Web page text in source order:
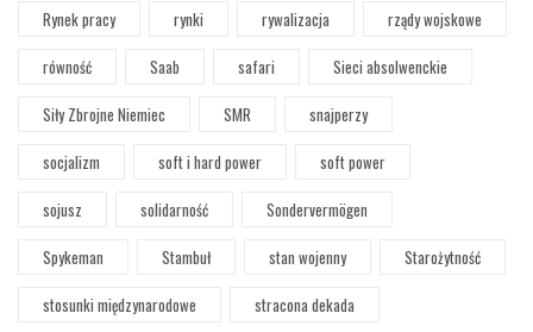
Rynek pracy
rynki rywalizacja
rządy wojskowe
równość
Saab safari
Sieci absolwenckie
Siły Zbrojne Niemiec
SMR
snajperzy
socjalizm
soft i hard power
soft power
sojusz
solidarność
Sondervermögen
Spykeman
Stambuł stan wojenny
Starożytność
stosunki międzynarodowe
stracona dekada